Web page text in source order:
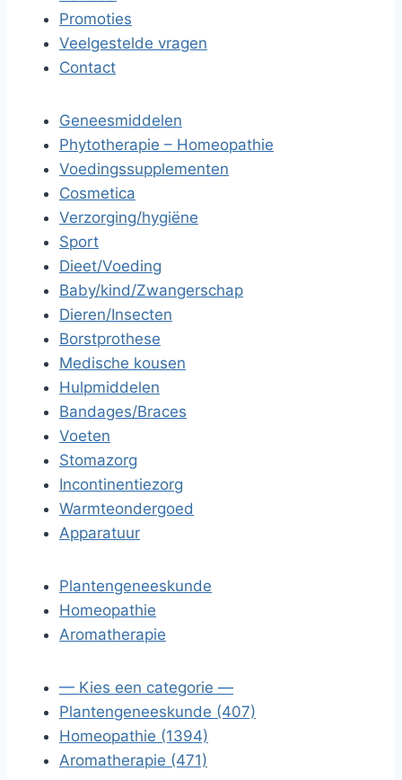
Promoties
Veelgestelde vragen
Contact
Geneesmiddelen
Phytotherapie – Homeopathie
Voedingssupplementen
Cosmetica
Verzorging/hygiëne
Sport
Dieet/Voeding
Baby/kind/Zwangerschap
Dieren/Insecten
Borstprothese
Medische kousen
Hulpmiddelen
Bandages/Braces
Voeten
Stomazorg
Incontinentiezorg
Warmteondergoed
Apparatuur
Plantengeneeskunde
Homeopathie
Aromatherapie
— Kies een categorie —
Plantengeneeskunde (407)
Homeopathie (1394)
Aromatherapie (471)